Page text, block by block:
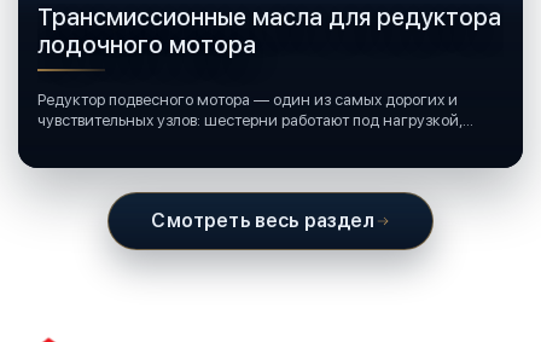
Трансмиссионные масла для редуктора
лодочного мотора
Редуктор подвесного мотора — один из самых дорогих и
чувствительных узлов: шестерни работают под нагрузкой,
Смотреть весь раздел